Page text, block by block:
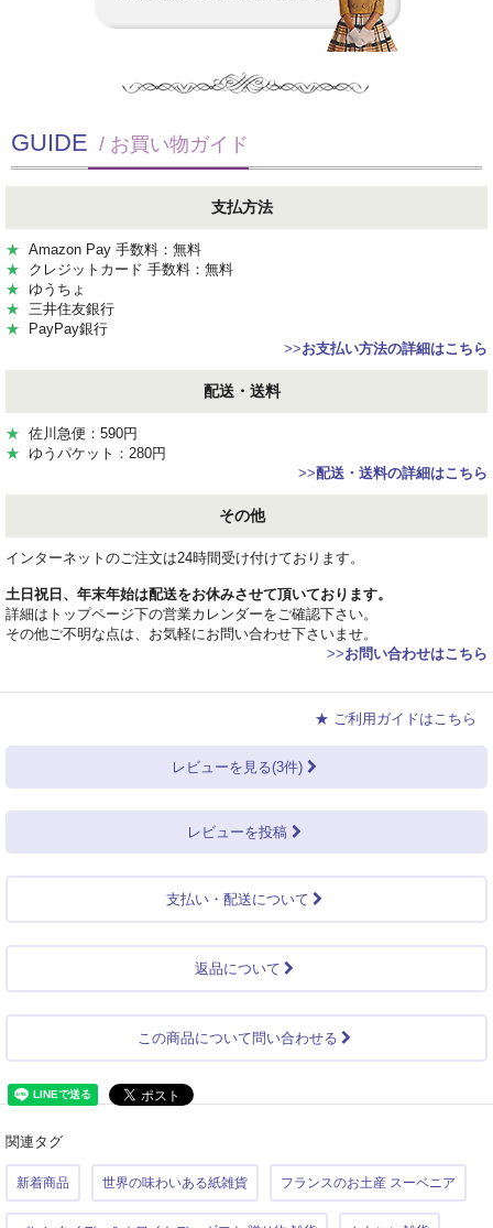
GUIDE / お買い物ガイド
支払方法
★ Amazon Pay 手数料：無料
★ クレジットカード 手数料：無料
★ ゆうちょ
★ 三井住友銀行
★ PayPay銀行
>>お支払い方法の詳細はこちら
配送・送料
★ 佐川急便：590円
★ ゆうパケット：280円
>>配送・送料の詳細はこちら
その他
インターネットのご注文は24時間受け付けております。
土日祝日、年末年始は配送をお休みさせて頂いております。
詳細はトップページ下の営業カレンダーをご確認下さい。
その他ご不明な点は、お気軽にお問い合わせ下さいませ。
>>お問い合わせはこちら
★ ご利用ガイドはこちら
レビューを見る(3件)
レビューを投稿
支払い・配送について
返品について
この商品について問い合わせる
関連タグ
新着商品 世界の味わいある紙雑貨 フランスのお土産 スーベニア